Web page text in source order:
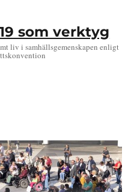
som verktyg
liv i samhällsgemenskapen enligt